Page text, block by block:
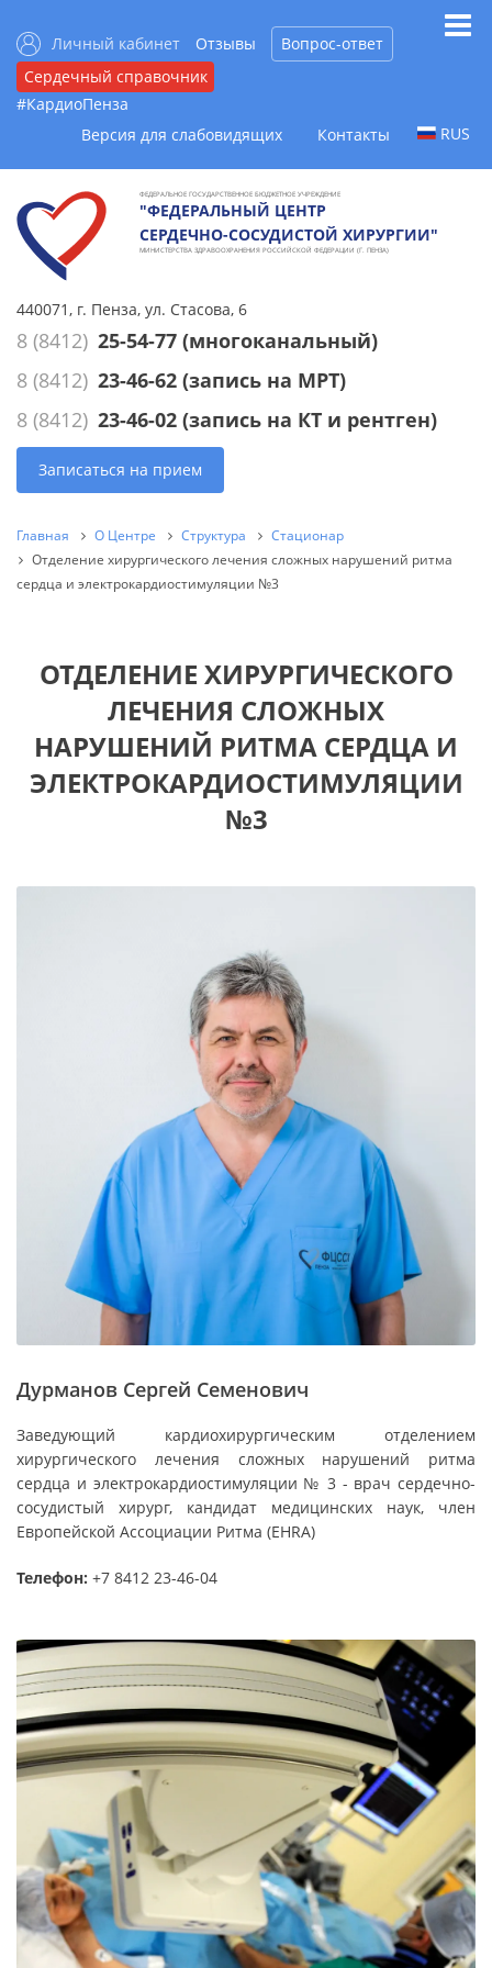
Личный кабинет Отзывы
Вопрос-ответ
Сердечный справочник
#КардиоПенза
Версия для слабовидящих
Контакты RUS
ФЕДЕРАЛЬНОЕ ГОСУДАРСТВЕННОЕ БЮДЖЕТНОЕ УЧРЕЖДЕНИЕ
"ФЕДЕРАЛЬНЫЙ ЦЕНТР
СЕРДЕЧНО-СОСУДИСТОЙ ХИРУРГИИ"
МИНИСТЕРСТВА ЗДРАВООХРАНЕНИЯ РОССИЙСКОЙ ФЕДЕРАЦИИ (Г. ПЕНЗА)
440071, г. Пенза, ул. Стасова, 6
8 (8412) 25-54-77 (многоканальный)
8 (8412) 23-46-62 (запись на МРТ)
8 (8412) 23-46-02 (запись на КТ и рентген)
Записаться на прием
Главная О Центре Структура
Стационар
Отделение хирургического лечения сложных нарушений ритма
сердца и электрокардиостимуляции №3
ОТДЕЛЕНИЕ ХИРУРГИЧЕСКОГО
ЛЕЧЕНИЯ СЛОЖНЫХ
НАРУШЕНИЙ РИТМА СЕРДЦА И
ЭЛЕКТРОКАРДИОСТИМУЛЯЦИИ
№3
Дурманов Сергей Семенович
Заведующий кардиохирургическим отделением
хирургического лечения сложных нарушений ритма
сердца и электрокардиостимуляции № 3 - врач сердечно-
сосудистый хирург, кандидат медицинских наук, член
Европейской Ассоциации Ритма (EHRA)
Телефон: +7 8412 23-46-04